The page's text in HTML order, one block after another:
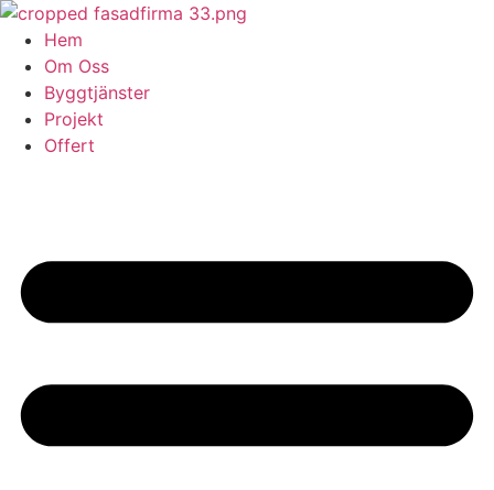
Skip
content
Hem
Om Oss
Byggtjänster
Projekt
Offert